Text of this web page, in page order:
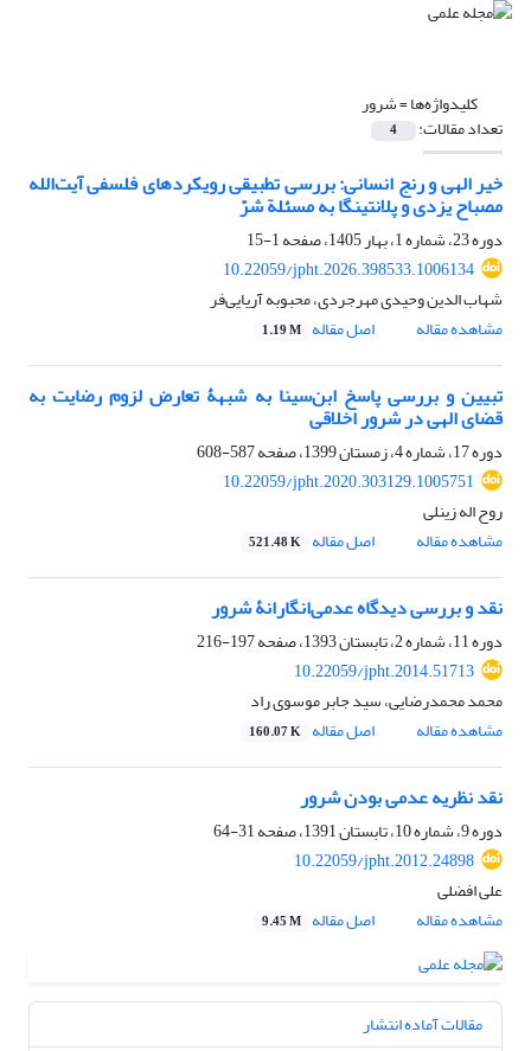
کلیدواژه‌ها =شرور
تعداد مقالات: 4
خیر الهی و رنج انسانی: بررسی تطبیقی رویکردهای فلسفی آیت‌الله
مصباح یزدی و پلانتینگا به مسئلة شرّ
دوره 23، شماره 1، بهار 1405، صفحه
1-15
10.22059/jpht.2026.398533.1006134
شهاب الدین وحیدی مهرجردی، محبوبه آریایی‌فر
مشاهده مقاله
اصل مقاله 1.19 M
تبیین و بررسی پاسخ ابن‌سینا به شبهۀ تعارض لزوم رضایت به
قضای الهی در شرور اخلاقی
دوره 17، شماره 4، زمستان 1399، صفحه
587-608
10.22059/jpht.2020.303129.1005751
روح اله زینلی
مشاهده مقاله
اصل مقاله 521.48 K
نقد و بررسی دیدگاه عدمی‌انگارانۀ شرور
دوره 11، شماره 2، تابستان 1393، صفحه
197-216
10.22059/jpht.2014.51713
محمد محمدرضایی، سید جابر موسوی راد
مشاهده مقاله
اصل مقاله 160.07 K
نقد نظریه عدمی بودن شرور
دوره 9، شماره 10، تابستان 1391، صفحه
31-64
10.22059/jpht.2012.24898
علی افضلی
مشاهده مقاله
اصل مقاله 9.45 M
مقالات آماده انتشار